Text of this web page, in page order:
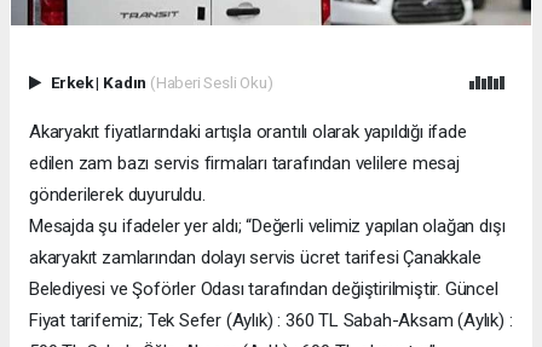
Erkek| Kadın (Haberi Sesli Oku)
Akaryakıt fiyatlarındaki artışla orantılı olarak yapıldığı ifade
edilen zam bazı servis firmaları tarafından velilere mesaj
gönderilerek duyuruldu.
Mesajda şu ifadeler yer aldı; “Değerli velimiz yapılan olağan dışı
akaryakıt zamlarından dolayı servis ücret tarifesi Çanakkale
Belediyesi ve Şoförler Odası tarafından değiştirilmiştir. Güncel
Fiyat tarifemiz; Tek Sefer (Aylık) : 360 TL Sabah-Aksam (Aylık) :